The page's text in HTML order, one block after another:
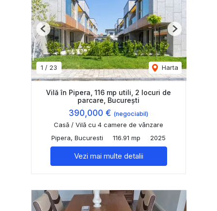
1 / 23 Harta
Previous Next
Vilă în Pipera, 116 mp utili, 2 locuri de
parcare, București
390,000 € (negociabil)
Casă / Vilă cu 4 camere de vânzare
Pipera, Bucuresti
116.91 mp 2025
Vezi mai multe detalii